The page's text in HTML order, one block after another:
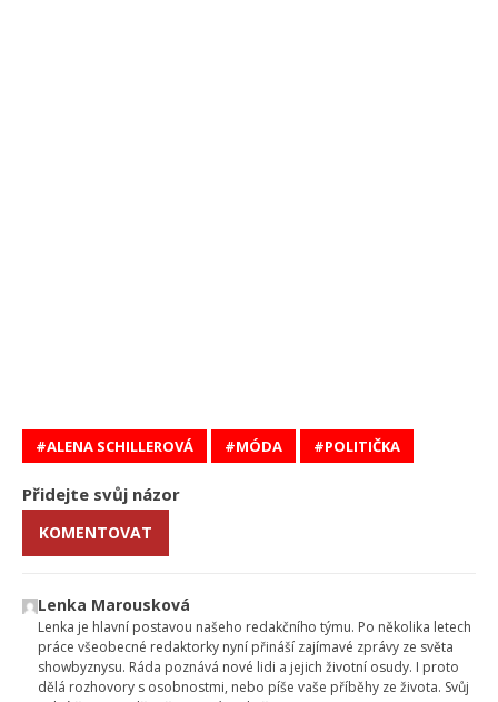
ALENA SCHILLEROVÁ MÓDA POLITIČKA
Přidejte svůj názor
KOMENTOVAT
Lenka Marousková
Lenka je hlavní postavou našeho redakčního týmu. Po několika letech
práce všeobecné redaktorky nyní přináší zajímavé zprávy ze světa
showbyznysu. Ráda poznává nové lidi a jejich životní osudy. I proto
dělá rozhovory s osobnostmi, nebo píše vaše příběhy ze života. Svůj